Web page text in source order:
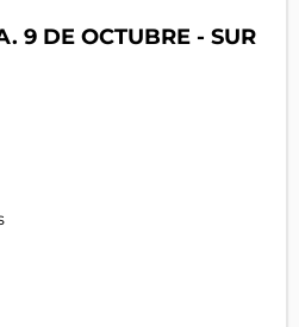
9 DE OCTUBRE - SUR